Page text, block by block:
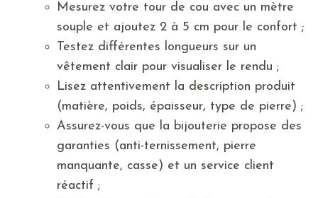
Mesurez votre tour de cou avec un mètre
souple et ajoutez 2 à 5 cm pour le confort ;
Testez différentes longueurs sur un
vêtement clair pour visualiser le rendu ;
Lisez attentivement la description produit
(matière, poids, épaisseur, type de pierre) ;
Assurez-vous que la bijouterie propose des
garanties (anti-ternissement, pierre
manquante, casse) et un service client
réactif ;